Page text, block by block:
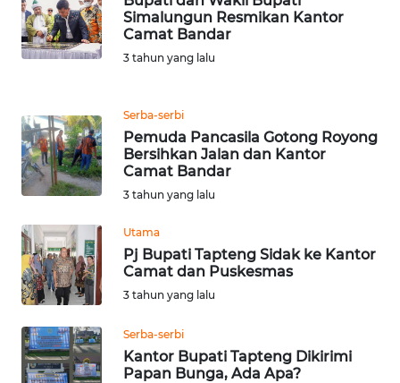
Simalungun Resmikan Kantor
Camat Bandar
3 tahun yang lalu
Serba-serbi
Pemuda Pancasila Gotong Royong
Bersihkan Jalan dan Kantor
Camat Bandar
3 tahun yang lalu
Utama
Pj Bupati Tapteng Sidak ke Kantor
Camat dan Puskesmas
3 tahun yang lalu
Serba-serbi
Kantor Bupati Tapteng Dikirimi
Papan Bunga, Ada Apa?
WN
SUMSEL
WN
LAMPUNG
JATENG
WN
NUSANTARA
WN
JOGJA